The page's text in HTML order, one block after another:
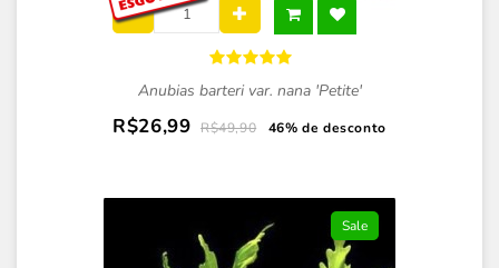
Anubias barteri var. nana 'Petite'
R$26,99 R$49,90 46% de desconto
Sale